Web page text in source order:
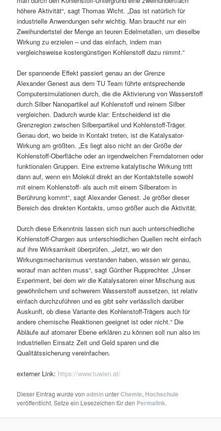
höhere Aktivität“, sagt Thomas Wicht. „Das ist natürlich für
industrielle Anwendungen sehr wichtig. Man braucht nur ein
Zweihundertstel der Menge an teuren Edelmetallen, um dieselbe
Wirkung zu erzielen – und das einfach, indem man
vergleichsweise kostengünstigen Kohlenstoff dazu nimmt.“
Der spannende Effekt passiert genau an der Grenze
Alexander Genest aus dem TU Team führte entsprechende
Computersimulationen durch, die die Aktivierung von Wasserstoff
durch Silber Nanopartikel auf Kohlenstoff und reinem Silber
vergleichen. Dadurch wurde klar: Entscheidend ist die
Grenzregion zwischen Silberpartikel und Kohlenstoff-Träger.
Genau dort, wo beide in Kontakt treten, ist die Katalysator-
Wirkung am größten. „Es liegt also nicht an der Größe der
Kohlenstoff-Oberfläche oder an irgendwelchen Fremdatomen oder
funktionalen Gruppen. Eine extreme katalytische Wirkung tritt
dann auf, wenn ein Molekül direkt an der Kontaktstelle sowohl
mit einem Kohlenstoff- als auch mit einem Silberatom in
Berührung kommt“, sagt Alexander Genest. Je größer dieser
Bereich des direkten Kontakts, umso größer auch die Aktivität.
Durch diese Erkenntnis lassen sich nun auch unterschiedliche
Kohlenstoff-Chargen aus unterschiedlichen Quellen recht einfach
auf ihre Wirksamkeit überprüfen. „Jetzt, wo wir den
Wirkungsmechanismus verstanden haben, wissen wir genau,
worauf man achten muss“, sagt Günther Rupprechter. „Unser
Experiment, bei dem wir die Katalysatoren einer Mischung aus
gewöhnlichem und schwerem Wasserstoff aussetzen, ist relativ
einfach durchzuführen und es gibt sehr verlässlich darüber
Auskunft, ob diese Variante des Kohlenstoff-Trägers auch für
andere chemische Reaktionen geeignet ist oder nicht.“ Die
Abläufe auf atomarer Ebene erklären zu können soll nun also im
industriellen Einsatz Zeit und Geld sparen und die
Qualitätssicherung vereinfachen.
externer Link: https://www.tuwien.at/
Dieser Eintrag wurde vonadminunterChemie, Hochschule
veröffentlicht. Setze ein Lesezeichen für den Permalink.